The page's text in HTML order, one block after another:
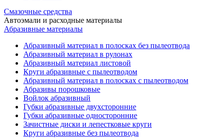
Смазочные средства
Автоэмали и расходные материалы
Абразивные материалы
Абразивный материал в полосках без пылеотвода
Абразивный материал в рулонах
Абразивный материал листовой
Круги абразивные с пылеотводом
Абразивный материал в полосках с пылеотводом
Абразивы порошковые
Войлок абразивный
Губки абразивные двухсторонние
Губки абразивные односторонние
Зачистные диски и лепестковые круги
Круги абразивные без пылеотвода